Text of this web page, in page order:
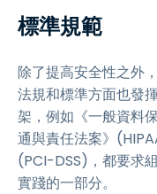
標準規範
除了提高安全性之外
法規和標準方面也發
架，例如《一般資料
通與責任法案》
(PCI-DSS)，都要求
實踐的一部分。